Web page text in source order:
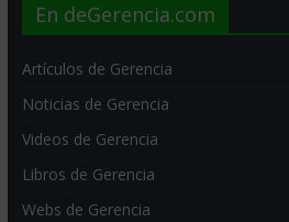
En deGerencia.com
Artículos de Gerencia
Noticias de Gerencia
Videos de Gerencia
Libros de Gerencia
Webs de Gerencia